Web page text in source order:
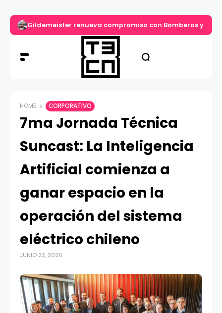
Gildemeister renueva compromiso con Bomberos y
HOME CORPORATIVO
7ma Jornada Técnica
Suncast: La Inteligencia
Artificial comienza a
ganar espacio en la
operación del sistema
eléctrico chileno
JUNIO 22, 2026